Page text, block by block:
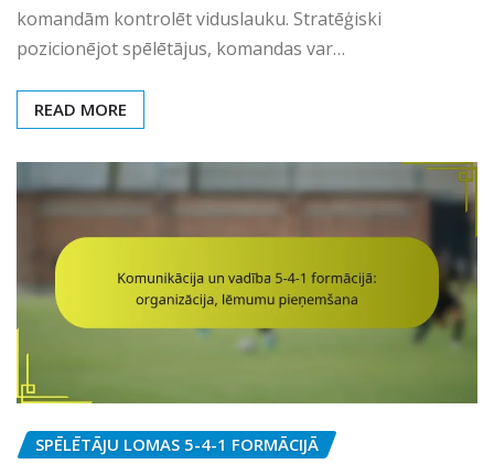
komandām kontrolēt viduslauku. Stratēģiski
pozicionējot spēlētājus, komandas var…
READ MORE
SPĒLĒTĀJU LOMAS 5-4-1 FORMĀCIJĀ